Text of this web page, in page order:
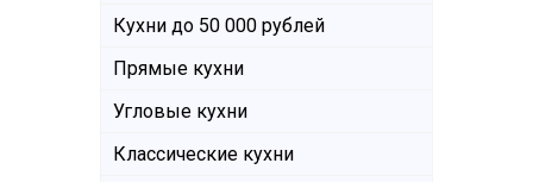
Кухни до 50 000 рублей
Прямые кухни
Угловые кухни
Классические кухни